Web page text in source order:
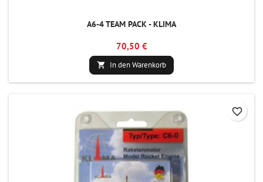
A6-4 TEAM PACK - KLIMA
70,50 €
 In den Warenkorb
favorite_border